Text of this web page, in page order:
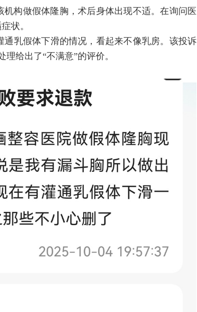
构做假体隆胸，术后身体出现不适。在询问医
状。
乳假体下滑的情况，看起来不像乳房。该投诉
给出了“不满意”的评价。